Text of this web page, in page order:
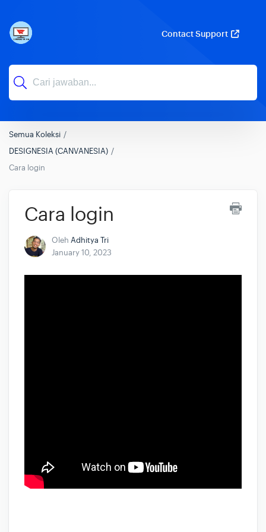
Contact Support
Semua Koleksi
DESIGNESIA (CANVANESIA)
Cara login
Cara login
Oleh Adhitya Tri
January 10, 2023